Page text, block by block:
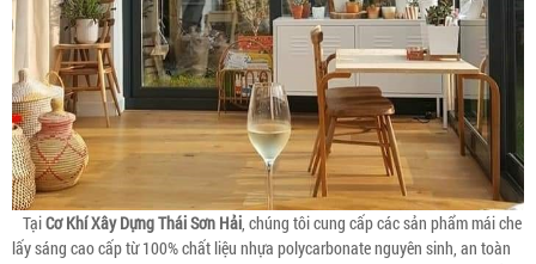
TạiCơ Khí Xây Dựng Thái Sơn Hải, chúng tôi cung cấp các sản phẩm mái che
lấy sáng cao cấp từ 100% chất liệu nhựa polycarbonate nguyên sinh, an toàn